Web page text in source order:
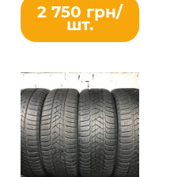
2 750 грн/
шт.